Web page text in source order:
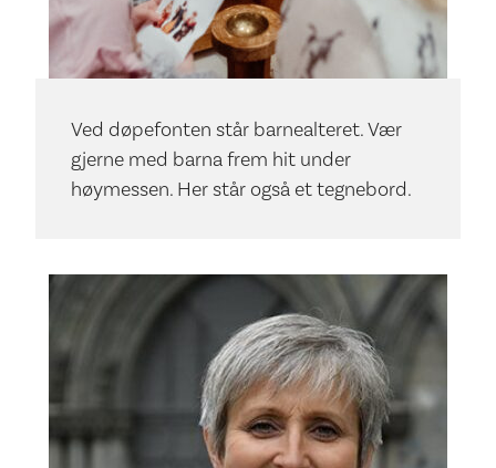
Ved døpefonten står barnealteret. Vær
gjerne med barna frem hit under
høymessen. Her står også et tegnebord.